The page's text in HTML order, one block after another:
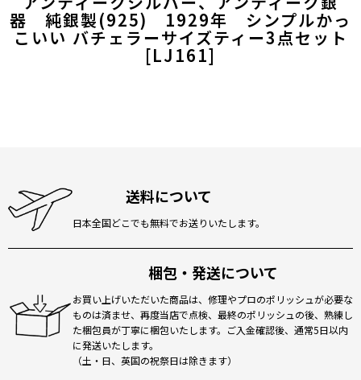
器 純銀製(925) 1929年 シンプルかっ
こいい バチェラーサイズティー3点セット
[LJ161]
送料について
日本全国どこでも無料でお送りいたします。
梱包・発送について
お買い上げいただいた商品は、修理やプロのポリッシュが必要な
ものは済ませ、再度当店で点検、最終のポリッシュの後、熟練し
た梱包員が丁寧に梱包いたします。ご入金確認後、通常5日以内
に発送いたします。
（土・日、英国の祝祭日は除きます）